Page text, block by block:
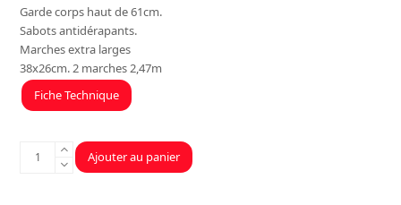
Garde corps haut de 61cm.
Sabots antidérapants.
Marches extra larges
38x26cm. 2 marches 2,47m
Fiche Technique
quantité
Ajouter au panier